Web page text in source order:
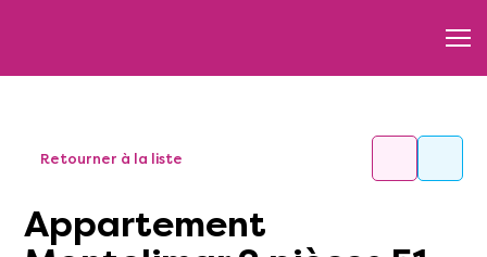
Retourner à la liste
Appartement